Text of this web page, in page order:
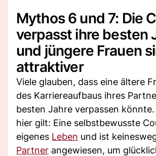
Mythos 6 und 7: Die
verpasst ihre besten
und jüngere Frauen
attraktiver
Viele glauben, dass eine ältere
des Karriereaufbaus ihres
besten Jahre verpassen
hier gilt: Eine selbstbewusste
eigenes Leben und ist
Partner angewiesen, um